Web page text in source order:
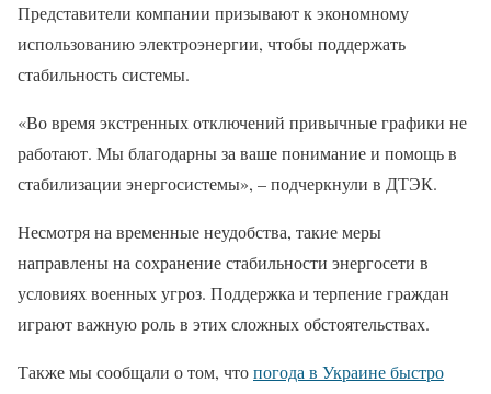
Представители компании призывают к экономному
использованию электроэнергии, чтобы поддержать
стабильность системы.
«Во время экстренных отключений привычные графики не
работают. Мы благодарны за ваше понимание и помощь в
стабилизации энергосистемы», – подчеркнули в ДТЭК.
Несмотря на временные неудобства, такие меры
направлены на сохранение стабильности энергосети в
условиях военных угроз. Поддержка и терпение граждан
играют важную роль в этих сложных обстоятельствах.
Также мы сообщали о том, чтопогода в Украине быстро